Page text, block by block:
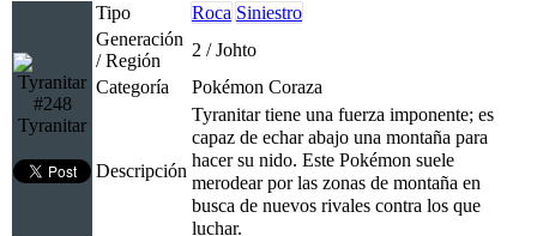
#248
Tyranitar
Tipo Roca Siniestro
Generación
/ Región
2 / Johto
Categoría
Pokémon Coraza
Descripción
Tyranitar tiene una fuerza imponente; es
capaz de echar abajo una montaña para
hacer su nido. Este Pokémon suele
merodear por las zonas de montaña en
busca de nuevos rivales contra los que
luchar.